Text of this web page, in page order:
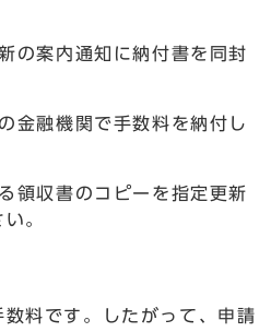
案内通知に納付書を同封
融機関で手数料を納付し
収書のコピーを指定更新
。
料です。したがって、申請